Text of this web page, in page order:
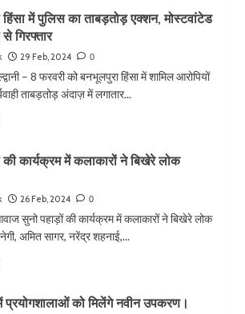
हिंसा में पुलिस का ताबड़तोड़ एक्शन, मोस्टवांटेड
गिरफ्तार
29 Feb, 2024 0
– 8 फरवरी को बनभूलपुरा हिंसा में शामिल आरोपियों
ताबड़तोड़ अंदाज़ में लगातार...
कार्यक्रम में कलाकारों ने बिखेरे लोक
26 Feb, 2024 0
सुनो पहाड़ों की कार्यक्रम में कलाकारों ने बिखेरे लोक
अमित सागर, नरेंद्र शहनाई,...
प्रयोगशालाओं को मिलेंगे नवीन उपकरण।